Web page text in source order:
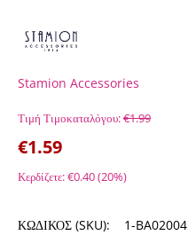
Stamion Accessories
Τιμή Τιμοκαταλόγου:€1.99
€1.59
Κερδίζετε:€0.40(20%)
ΚΩΔΙΚΟΣ (SKU):
1-BA02004